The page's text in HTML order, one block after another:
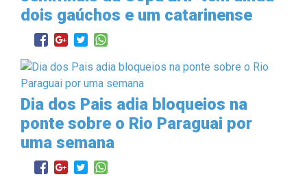
dois gaúchos e um catarinense
Dia dos Pais adia bloqueios na
ponte sobre o Rio Paraguai por
uma semana